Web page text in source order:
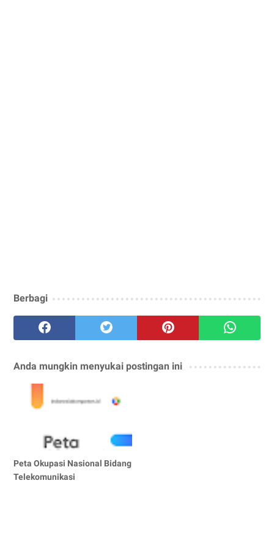
Berbagi
Anda mungkin menyukai postingan ini
Peta Okupasi Nasional Bidang
Telekomunikasi